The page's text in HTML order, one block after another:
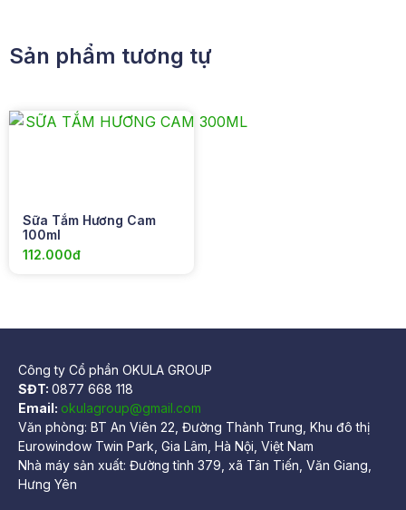
Sản phẩm tương tự
Sữa Tắm Hương Cam
100ml
112.000đ
Công ty Cổ phần OKULA GROUP
SĐT: 0877 668 118
Email: okulagroup@gmail.com
Văn phòng: BT An Viên 22, Đường Thành Trung, Khu đô thị
Eurowindow Twin Park, Gia Lâm, Hà Nội, Việt Nam
Nhà máy sản xuất: Đường tỉnh 379, xã Tân Tiến, Văn Giang,
Hưng Yên